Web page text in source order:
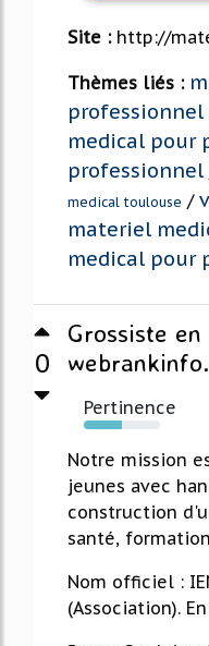
Site : http://
Thèmes liés :
professionnel
medical pour
professionnel
medical toulouse /
materiel
medical pour
0
Grossiste
Pertinence
50%
Notre mission
jeunes avec
construction
santé,
Nom officiel :
(Association).